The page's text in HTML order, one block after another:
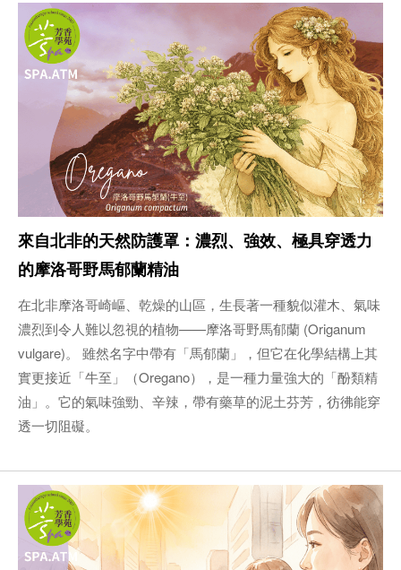
來自北非的天然防護罩：濃烈、強效、極具穿透力
的摩洛哥野馬郁蘭精油
在北非摩洛哥崎嶇、乾燥的山區，生長著一種貌似灌木、氣味
濃烈到令人難以忽視的植物——摩洛哥野馬郁蘭 (Origanum
vulgare)。 雖然名字中帶有「馬郁蘭」，但它在化學結構上其
實更接近「牛至」（Oregano），是一種力量強大的「酚類精
油」。它的氣味強勁、辛辣，帶有藥草的泥土芬芳，彷彿能穿
透一切阻礙。